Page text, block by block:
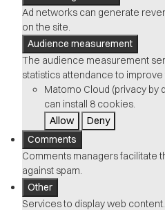
Ad networks can generate
on the site.
Audience measurement
The audience measurement
statistics attendance to improve
Matomo Cloud (privacy by
can install 8 cookies.
Allow
Deny
Comments
Comments managers facilitate
against spam.
Other
Services to display web content.